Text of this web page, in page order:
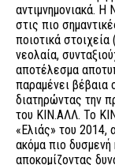
αντιμνημονιακά. Η
στις πιο
ποιοτικά στοιχεία
νεολαία,
αποτέλεσμα
παραμένει βέβαια
διατηρώντας την
του ΚΙΝ.ΑΛΛ. Το
«Ελιάς» του 2014,
ακόμα πιο
αποκομίζοντας